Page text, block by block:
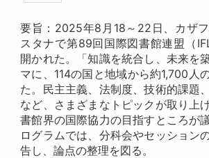
要旨：2025年8月18～22日、カザ
スタナで第89回国際図書館連盟（
開かれた。「知識を統合し、未来を
マに、114の国と地域から約1,700人
た。民主主義、法制度、技術的課題
など、さまざまなトピックが取り上
書館界の国際協力の目指すところが
ログラムでは、分科会やセッション
告し、論点の整理を図る。